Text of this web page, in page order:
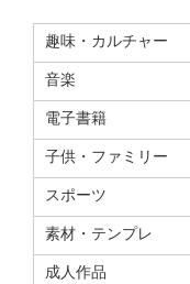
趣味・カルチャー
音楽
電子書籍
子供・ファミリー
スポーツ
素材・テンプレ
成人作品